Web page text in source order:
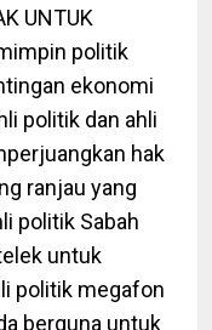
UNTUK
politik
ekonomi
politik dan ahli
hak
ranjau yang
politik Sabah
untuk
politik megafon
berguna untuk